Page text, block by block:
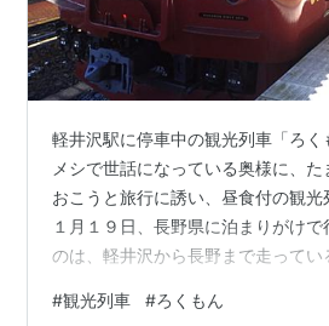
軽井沢駅に停車中の観光列車「ろ
メシで世話になっている奥様に、
おこうと旅行に誘い、昼食付の観光
１月１９日、長野県に泊まりがけ
のは、軽井沢から長野まで走ってい
私は、雪をいただいた浅間山の姿に
#観光列車 #ろくもん